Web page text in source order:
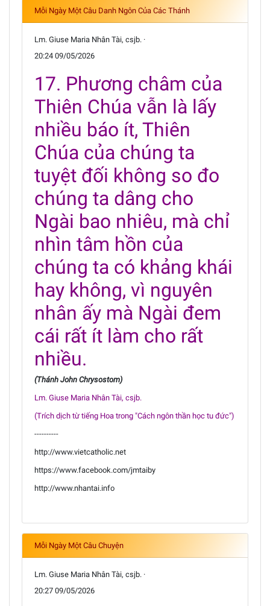
Mỗi Ngày Một Câu Danh Ngôn Của Các Thánh
Lm. Giuse Maria Nhân Tài, csjb. ·
20:24 09/05/2026
17. Phương châm của
Thiên Chúa vẫn là lấy
nhiều báo ít, Thiên
Chúa của chúng ta
tuyệt đối không so đo
chúng ta dâng cho
Ngài bao nhiêu, mà chỉ
nhìn tâm hồn của
chúng ta có khảng khái
hay không, vì nguyên
nhân ấy mà Ngài đem
cái rất ít làm cho rất
nhiều.
(Thánh John Chrysostom)
Lm. Giuse Maria Nhân Tài, csjb.
(Trích dịch từ tiếng Hoa trong "Cách ngôn thần học tu đức")
----------
http://www.vietcatholic.net
https://www.facebook.com/jmtaiby
http://www.nhantai.info
Mỗi Ngày Một Câu Chuyện
Lm. Giuse Maria Nhân Tài, csjb. ·
20:27 09/05/2026